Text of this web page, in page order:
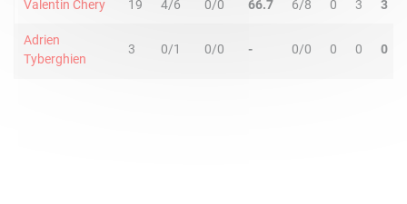
Valentin Chery 19 4/6 0/0 66.7 6/8 0 3 3
Adrien
Tyberghien
3 0/1 0/0 - 0/0 0 0 0